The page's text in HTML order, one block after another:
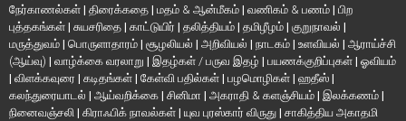
நேர்காணல்கள் | திரைக்கதை | மதம் & ஆன்மீகம் | வணிகம் & பணம் | பிற
புத்தகங்கள் | சுயசரிதை | காட்டுயிர் | தலித்தியம் | தமிழீழம் | குறுநாவல் |
மருத்துவம் | பொருளாதாரம் | சூழலியல் | அறிவியல் | நாடகம் | உளவியல் | ஆராய்ச்சி
(ஆய்வு) | வாழ்க்கை வரலாறு | இதழ்கள் / பருவ இதழ் | பயணக்குறிப்புகள் | ஓவியம்
| விளக்கவுரை | கடிதங்கள் | கேள்வி பதில்கள் | பழமொழிகள் | ஹதீஸ் |
கலந்துரையாடல் | ஆய்வறிக்கை | சினிமா | அகராதி & களஞ்சியம் | இலக்கணம் |
நினைவஞ்சலி | கிராஃபிக் நாவல்கள் | யுவ புரஸ்கார் விருது | சாகித்திய அகாதமி